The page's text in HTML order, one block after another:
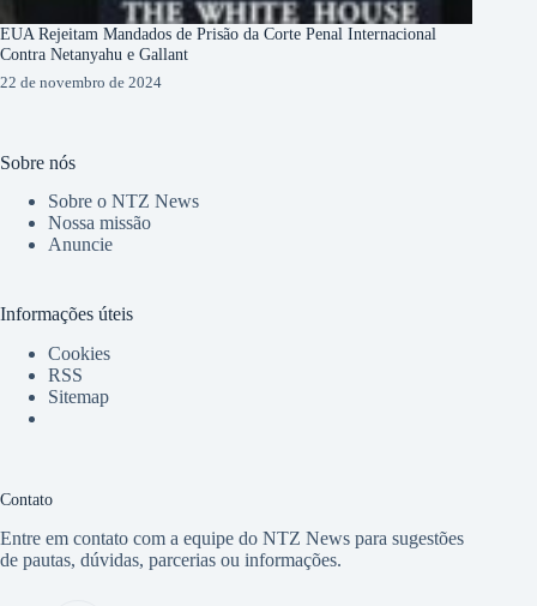
EUA Rejeitam Mandados de Prisão da Corte Penal Internacional
Contra Netanyahu e Gallant
22 de novembro de 2024
Sobre nós
Sobre o NTZ News
Nossa missão
Anuncie
Informações úteis
Cookies
RSS
Sitemap
Contato
Entre em contato com a equipe do NTZ News para sugestões
de pautas, dúvidas, parcerias ou informações.